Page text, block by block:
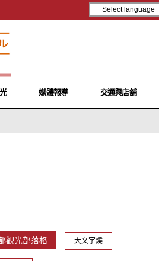
媒體報導 交通與店舖
觀光部落格 大文字燒